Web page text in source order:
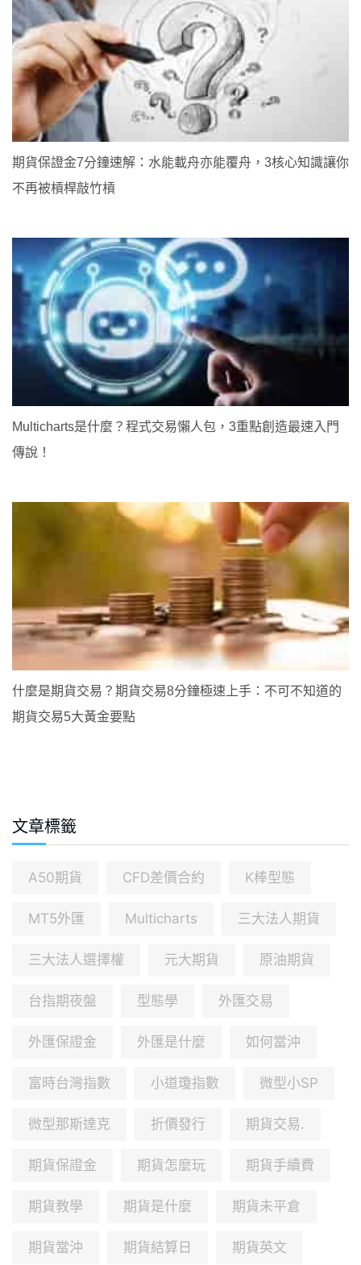
期貨保證金7分鐘速解：水能載舟亦能覆舟，3核心知識讓你
不再被槓桿敲竹槓
Multicharts是什麼？程式交易懶人包，3重點創造最速入門
傳說！
什麼是期貨交易？期貨交易8分鐘極速上手：不可不知道的
期貨交易5大黃金要點
文章標籤
A50期貨 CFD差價合約 K棒型態
MT5外匯 Multicharts 三大法人期貨
三大法人選擇權 元大期貨 原油期貨
台指期夜盤 型態學 外匯交易
外匯保證金 外匯是什麼 如何當沖
富時台灣指數 小道瓊指數 微型小SP
微型那斯達克 折價發行 期貨交易.
期貨保證金 期貨怎麼玩 期貨手續費
期貨教學 期貨是什麼 期貨未平倉
期貨當沖 期貨結算日 期貨英文